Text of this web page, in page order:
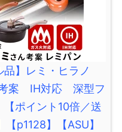
品】レミ・ヒラノ
案 IH対応 深型フ
ポイント10倍／送
p1128】【ASU】